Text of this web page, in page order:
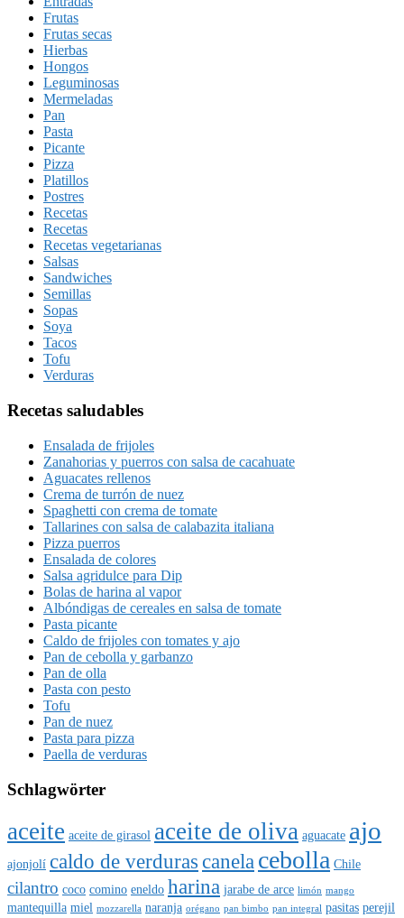
Frutas
Frutas secas
Hierbas
Hongos
Leguminosas
Mermeladas
Pan
Pasta
Picante
Pizza
Platillos
Postres
Recetas
Recetas
Recetas vegetarianas
Salsas
Sandwiches
Semillas
Sopas
Soya
Tacos
Tofu
Verduras
Recetas saludables
Ensalada de frijoles
Zanahorias y puerros con salsa de cacahuate
Aguacates rellenos
Crema de turrón de nuez
Spaghetti con crema de tomate
Tallarines con salsa de calabazita italiana
Pizza puerros
Ensalada de colores
Salsa agridulce para Dip
Bolas de harina al vapor
Albóndigas de cereales en salsa de tomate
Pasta picante
Caldo de frijoles con tomates y ajo
Pan de cebolla y garbanzo
Pan de olla
Pasta con pesto
Tofu
Pan de nuez
Pasta para pizza
Paella de verduras
Schlagwörter
aceite aceite de girasol aceite de oliva aguacate ajo
ajonjolí caldo de verdurascanelacebolla Chile
cilantro coco comino eneldo harina jarabe de arce limón mango
mantequilla miel mozzarella naranja orégano pan bimbo pan integral pasitas perejil